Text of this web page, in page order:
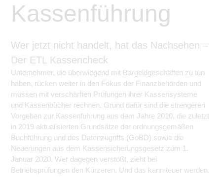
Kassenführung
Wer jetzt nicht handelt, hat das Nachsehen –
Der ETL Kassencheck
Unternehmer, die überwiegend mit Bargeldgeschäften zu tun
haben, rücken weiter in den Fokus der Finanzbehörden und
müssen mit verschärften Prüfungen ihrer Kassensysteme
und Kassenbücher rechnen. Grund dafür sind die strengeren
Vorgeben zur Kassenführung aus dem Jahre 2010, die zuletzt
in 2019 aktualisierten Grundsätze der ordnungsgemäßen
Buchführung und des Datenzugriffs (GoBD) sowie die
Neuerungen aus dem Kassensicherungsgesetz zum 1.
Januar 2020. Wer dagegen verstößt, zieht bei
Betriebsprüfungen den Kürzeren. Und das kann teuer werden.